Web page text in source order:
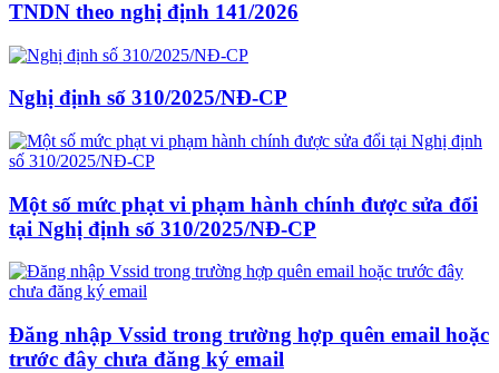
TNDN theo nghị định 141/2026
Nghị định số 310/2025/NĐ-CP
Một số mức phạt vi phạm hành chính được sửa đổi
tại Nghị định số 310/2025/NĐ-CP
Đăng nhập Vssid trong trường hợp quên email hoặc
trước đây chưa đăng ký email